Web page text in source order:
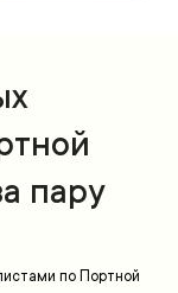
пару
по Портной